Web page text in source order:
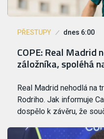
PŘESTUPY dnes 6:00
COPE: Real Madrid
záložníka, spoléhá
Real Madrid nehodlá na
Rodriho. Jak informuje
dospělo k závěru, že